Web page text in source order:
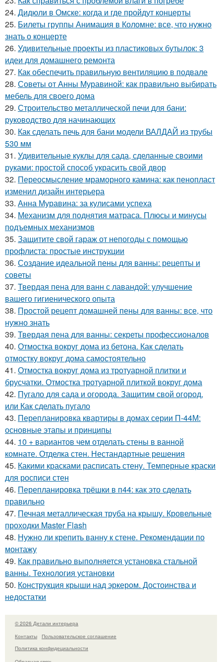
24. Дидюли в Омске: когда и где пройдут концерты
25. Билеты группы Анимация в Коломне: все, что нужно
знать о концерте
26. Удивительные проекты из пластиковых бутылок: 3
идеи для домашнего ремонта
27. Как обеспечить правильную вентиляцию в подвале
28. Советы от Анны Муравиной: как правильно выбирать
мебель для своего дома
29. Строительство металлической печи для бани:
руководство для начинающих
30. Как сделать печь для бани модели ВАЛДАЙ из трубы
530 мм
31. Удивительные куклы для сада, сделанные своими
руками: простой способ украсить свой двор
32. Переосмысление мраморного камина: как пенопласт
изменил дизайн интерьера
33. Анна Муравина: за кулисами успеха
34. Механизм для поднятия матраса. Плюсы и минусы
подъемных механизмов
35. Защитите свой гараж от непогоды с помощью
профлиста: простые инструкции
36. Создание идеальной пены для ванны: рецепты и
советы
37. Твердая пена для ванн с лавандой: улучшение
вашего гигиенического опыта
38. Простой рецепт домашней пены для ванны: все, что
нужно знать
39. Твердая пена для ванны: секреты профессионалов
40. Отмостка вокруг дома из бетона. Как сделать
отмостку вокруг дома самостоятельно
41. Отмостка вокруг дома из тротуарной плитки и
брусчатки. Отмостка тротуарной плиткой вокруг дома
42. Пугало для сада и огорода. Защитим свой огород,
или Как сделать пугало
43. Перепланировка квартиры в домах серии П-44М:
основные этапы и принципы
44. 10 + вариантов чем отделать стены в ванной
комнате. Отделка стен. Нестандартные решения
45. Какими красками расписать стену. Темперные краски
для росписи стен
46. Перепланировка трёшки в п44: как это сделать
правильно
47. Печная металлическая труба на крышу. Кровельные
проходки Master Flash
48. Нужно ли крепить ванну к стене. Рекомендации по
монтажу
49. Как правильно выполняется установка стальной
ванны. Технология установки
50. Конструкция крыши над эркером. Достоинства и
недостатки
© 2026 Детали интерьера
Контакты
Пользовательское соглашение
Политика конфидециальности